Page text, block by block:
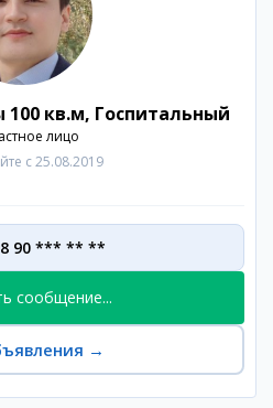
кв.м, Госпитальный
лицо
с 25.08.2019
90 *** ** **
сообщение...
→